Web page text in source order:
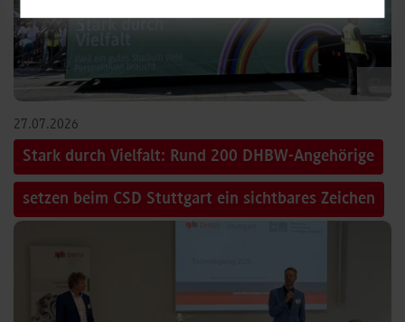
27.07.2026
Stark durch Vielfalt: Rund 200 DHBW-Angehörige
setzen beim CSD Stuttgart ein sichtbares Zeichen